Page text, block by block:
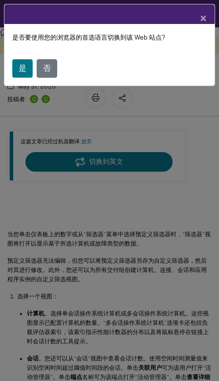
Citrix Virtual Apps and Desktops 7 2402 LTSR Director
这篇文章已经过机器翻译.放弃
切换到英文
当您单击仪表板上的数字或从“筛选器”菜单中选择预定义筛选器时，“筛选器”视
图将打开以显示基于所选计算机或故障类型的数据。
预定义筛选器无法编辑，但您可以将预定义筛选器另存为自定义筛选器，然后
对其进行修改。此外，您还可以为所有交付组创建计算机、连接、会话和应用
程序实例的自定义筛选视图。
选择一个视图：
计算机。选择单会话操作系统计算机或多会话操作系统计算机。这些视
图显示已配置计算机的数量。“多会话操作系统计算机”选项卡还包括负
载评估器索引，该索引指示性能计数器的分布以及将鼠标悬停在链接上
时会话计数的工具提示。
会话。您还可以从“会话”视图中查看会话计数。使用空闲时间测量值来
识别空闲时间超过阈值时间段的会话。单击关联用户可为该用户打开“活
动管理器”。单击端点名称可为该端点打开“活动管理器”。单击查看详细
筛选数据以排查故障
May 31, 2026
投稿者:
C C
×
是否要使用您的浏览器的首选语言切换到该 Web 站点?
是 否